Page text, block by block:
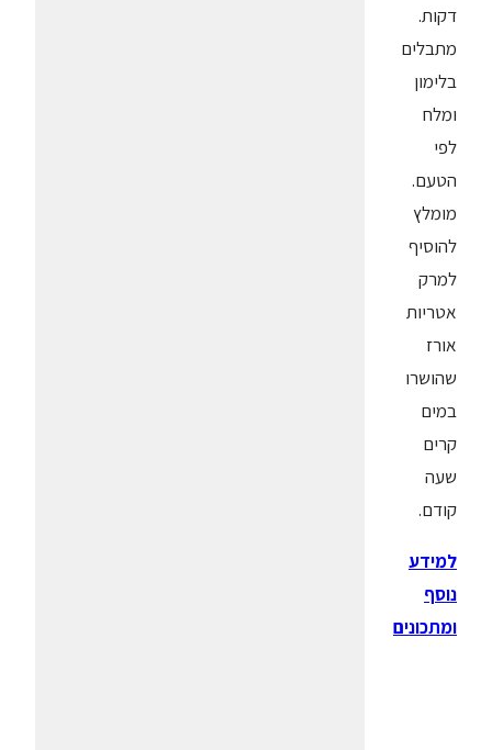
דקות.
מתבלים
בלימון
ומלח
לפי
הטעם.
מומלץ
להוסיף
למרק
אטריות
אורז
שהושרו
במים
קרים
שעה
קודם.
למידע
נוסף
ומתכונים